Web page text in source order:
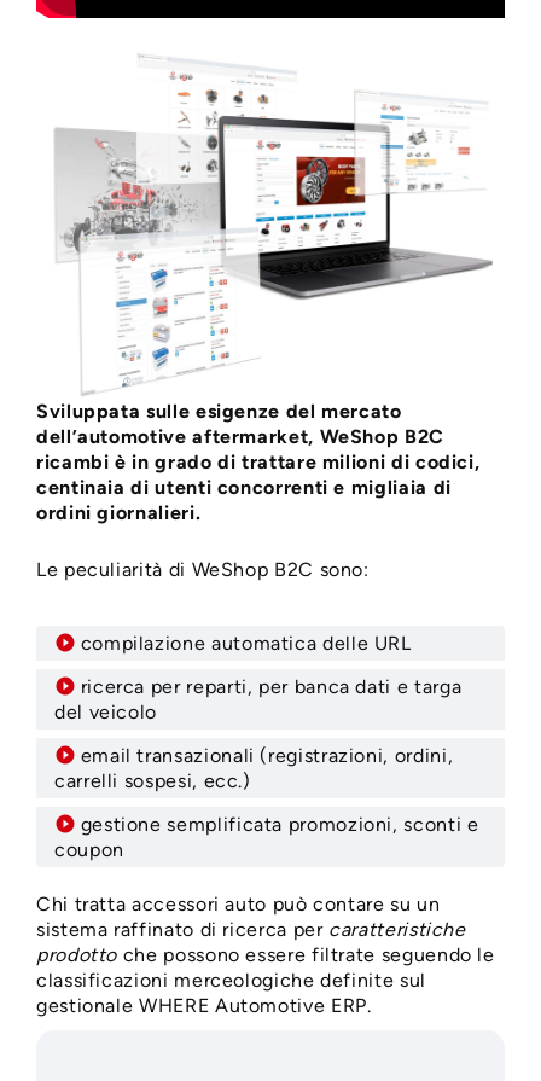
Sviluppata sulle esigenze del mercato
dell’automotive aftermarket, WeShop B2C
ricambi è in grado di trattare milioni di codici,
centinaia di utenti concorrenti e migliaia di
ordini giornalieri.
Le peculiarità di WeShop B2C sono:
compilazione automatica delle URL
ricerca per reparti, per banca dati e targa
del veicolo
email transazionali (registrazioni, ordini,
carrelli sospesi, ecc.)
gestione semplificata promozioni, sconti e
coupon
Chi tratta accessori auto può contare su un
sistema raffinato di ricerca per caratteristiche
prodotto che possono essere filtrate seguendo le
classificazioni merceologiche definite sul
gestionale WHERE Automotive ERP.